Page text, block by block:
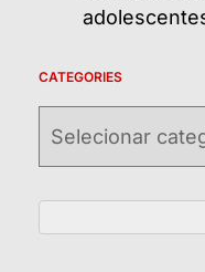
CATEGORIES